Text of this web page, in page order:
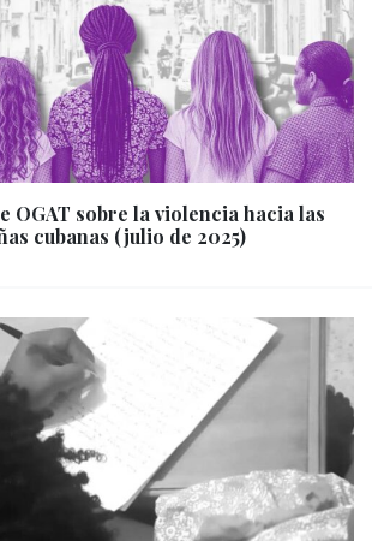
OGAT sobre la violencia hacia las
cubanas (julio de 2025)